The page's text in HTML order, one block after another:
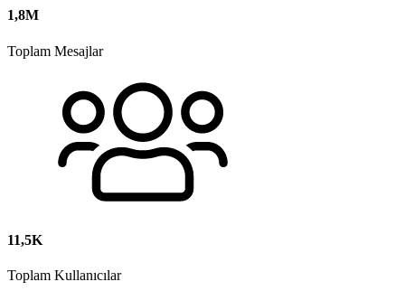
1,8M
Toplam Mesajlar
11,5K
Toplam Kullanıcılar